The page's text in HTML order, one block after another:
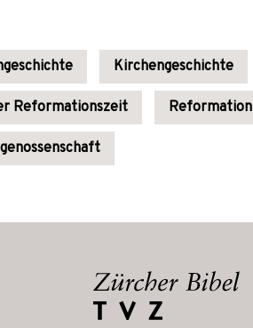
Kirchengeschichte
Reformationszeit Reformation